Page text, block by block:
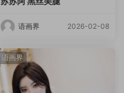
语画界 2026-02-08
语画界